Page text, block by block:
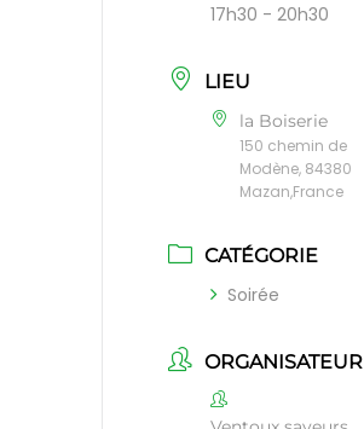
17h30 - 20h30
LIEU
la Boiserie
150 chemin de
Modène, 84380
Mazan,France
CATÉGORIE
Soirée
ORGANISATEUR